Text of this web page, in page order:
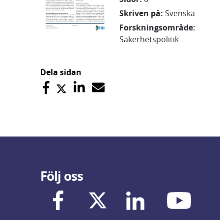
Skriven på: Svenska
Forskningsområde:
Säkerhetspolitik
Dela sidan
Följ oss